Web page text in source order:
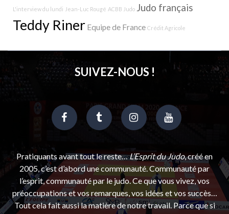
L'interview du lundi Jean-Luc Rougé ACBB Judo Judo français
Teddy Riner Equipe de France Crédit Agricole
SUIVEZ-NOUS !
Pratiquants avant tout le reste…L’Esprit du Judo, créé en
2005, c’est d’abord une communauté. Communauté par
l’esprit, communauté par le judo. Ce que vous vivez, vos
préoccupations et vos remarques, vos idées et vos succès…
Tout cela fait aussi la matière de notre travail. Parce que si